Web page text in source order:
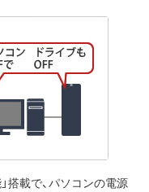
搭載で、パソコンの電源